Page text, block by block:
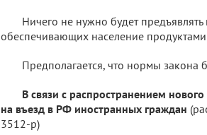
Ничего не нужно будет
обеспечивающих население
Предполагается, что нормы закона
В связи с распространением
на въезд в РФ иностранных граждан
3512-р)